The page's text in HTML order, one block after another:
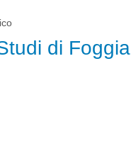
di Foggia